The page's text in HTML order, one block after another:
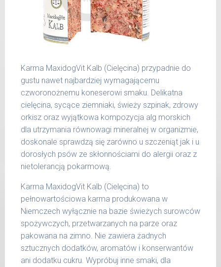
Produkty pochodzenia zwierzęcego
dodawane do naszych karm są składnikami
spożywczymi takimi jak: żołądek, wątroba,
serce, podgardle.
do 5
kg
200 g
6 - 14
300 g
25 kg
400 g
26 -
35 kg
800 g
36 -
50 kg
1000 g
65 kg
1200 g
Podane liczby są wartościami orientacyjnymi.
Indywidualne potrzeby zależne są od rasy,
aktywności, warunków hodowli oraz innych
czynników.
Waga netto/Nr art.: 200 g/1003 | 400
g/1019 | 800 g/1027
Karma MaxidogVit Kalb (Cielęcina) przypadnie do
gustu nawet najbardziej wymagającemu
czworonożnemu koneserowi smaku. Delikatna
cielęcina, sycące ziemniaki, świeży szpinak, zdrowy
orkisz oraz wyjątkowa kompozycja alg morskich
dla utrzymania równowagi mineralnej w organizmie,
doskonale sprawdzą się zarówno u szczeniąt jak i u
dorosłych psów ze skłonnościami do alergii oraz z
nietolerancją pokarmową.
Karma MaxidogVit Kalb (Cielęcina) to
pełnowartościowa karma produkowana w
Niemczech wyłącznie na bazie świeżych surowców
spożywczych, przetwarzanych na parze oraz
pakowana na zimno. Nie zawiera żadnych
sztucznych dodatków, aromatów i konserwantów
ani dodatku cukru. Wypróbuj inne smaki, dla